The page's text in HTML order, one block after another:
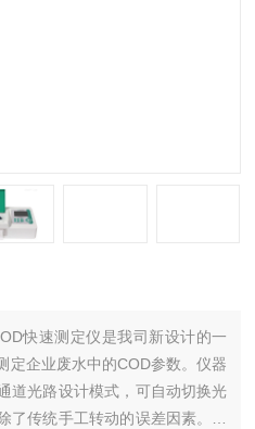
快速测定仪是我司新设计的一
定企业废水中的COD参数。仪器
道光路设计模式，可自动切换光
传统手工转动的误差因素。该